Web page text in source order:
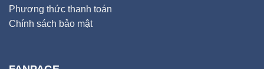
Phương thức thanh toán
Chính sách bảo mật